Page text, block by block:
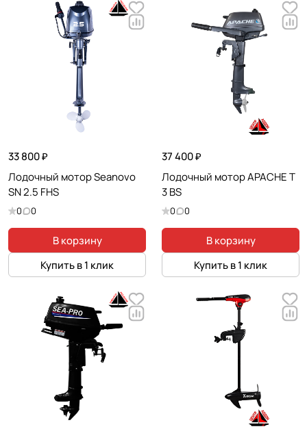
33 800 ₽
Лодочный мотор Seanovo
SN 2.5 FHS
0 0
В корзину
Купить в 1 клик
37 400 ₽
Лодочный мотор APACHE T
3 BS
0 0
В корзину
Купить в 1 клик